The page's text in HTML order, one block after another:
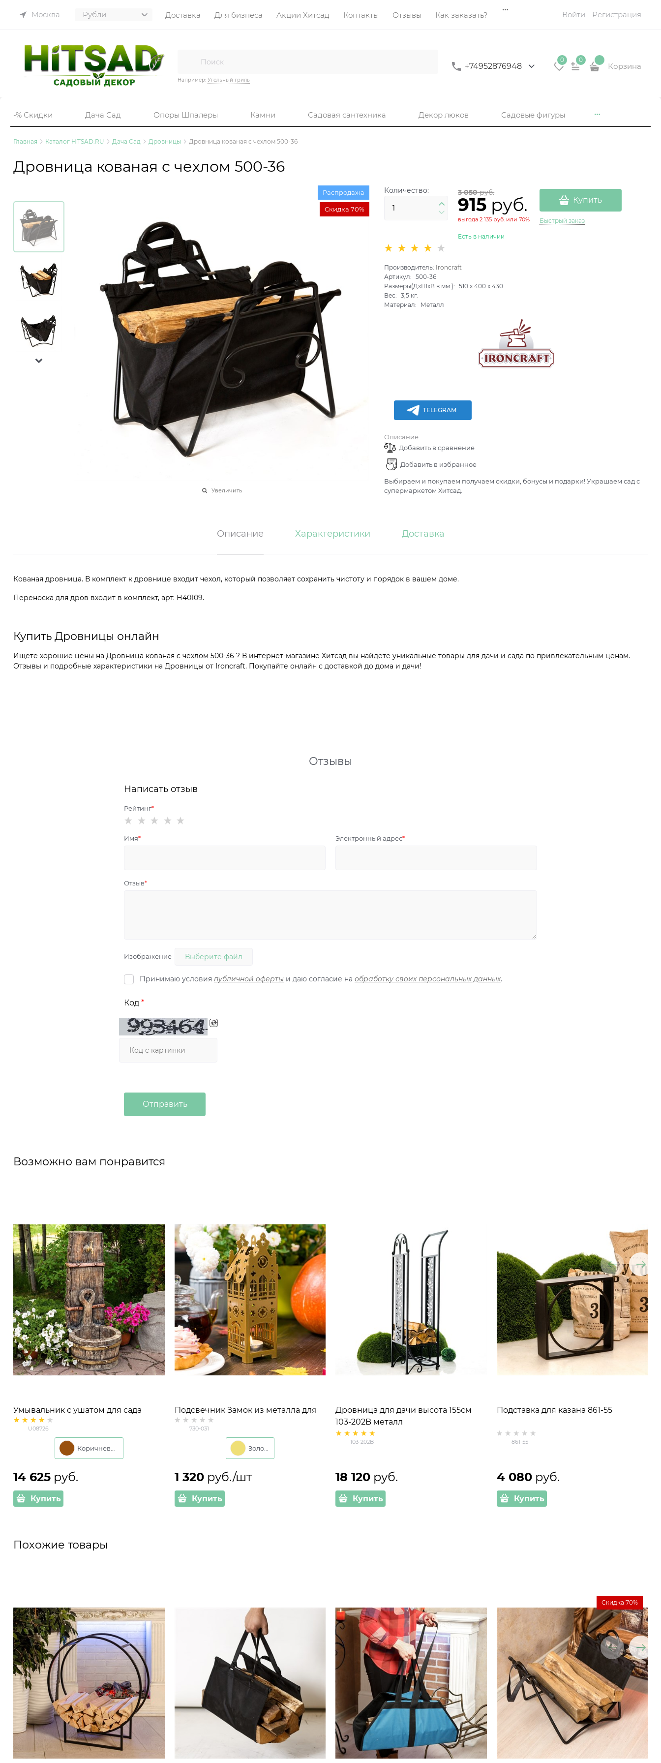
Москва Доставка Для бизнеса Акции Хитсад Контакты Отзывы Как заказать? Войти Регистрация
Например: Угольный гриль
+74952876948
0 0
Корзина
-% Скидки Дача Сад Опоры Шпалеры Камни Садовая сантехника Декор люков Садовые фигуры
Главная Каталог HiTSAD.RU Дача Сад Дровницы Дровница кованая с чехлом 500-36
Дровница кованая с чехлом 500-36
Распродажа
Скидка 70%
Увеличить
Количество: 3 050 руб.
915 руб.
выгода2 135 руб. или70%
Есть в наличии
Купить
Быстрый заказ
Производитель: Ironcraft
Артикул:
500-36
Размеры(ДхШхВ в мм.):
510 x400 x430
Вес:
3,5 кг.
Материал:
Металл
TELEGRAM
Описание
Добавить в сравнение
Добавить в избранное
Выбираем и покупаем получаем скидки, бонусы и подарки! Украшаем сад с
супермаркетом Хитсад.
Описание Характеристики Доставка
Кованая дровница. В комплект к дровнице входит чехол, который позволяет сохранить чистоту и порядок в вашем доме.
Переноска для дров входит в комплект, арт. Н40109.
Купить Дровницы онлайн
Ищете хорошие цены на Дровница кованая с чехлом 500-36 ? В интернет-магазине Хитсад вы найдете уникальные товары для дачи и сада по привлекательным ценам.
Отзывы и подробные характеристики на Дровницы от Ironcraft. Покупайте онлайн с доставкой до дома и дачи!
Отзывы
Написать отзыв
Рейтинг
Имя Электронный адрес
Отзыв
Изображение Выберите файл
Принимаю условия публичной оферты и даю согласие на обработку своих персональных данных.
Код
Возможно вам понравится
Умывальник с ушатом для сада
U08726, под дерево
U08726
14 625 руб.
Купить
Подсвечник Замок из металла для
одной чайной свечи
730-031
Золото
1 320 руб./шт
Купить
Дровница для дачи высота 155см
103-202B металл
103-202B
18 120 руб.
Купить
Подставка для казана 861-55
861-55
4 080 руб.
Купить
Похожие товары
Скидка 70%